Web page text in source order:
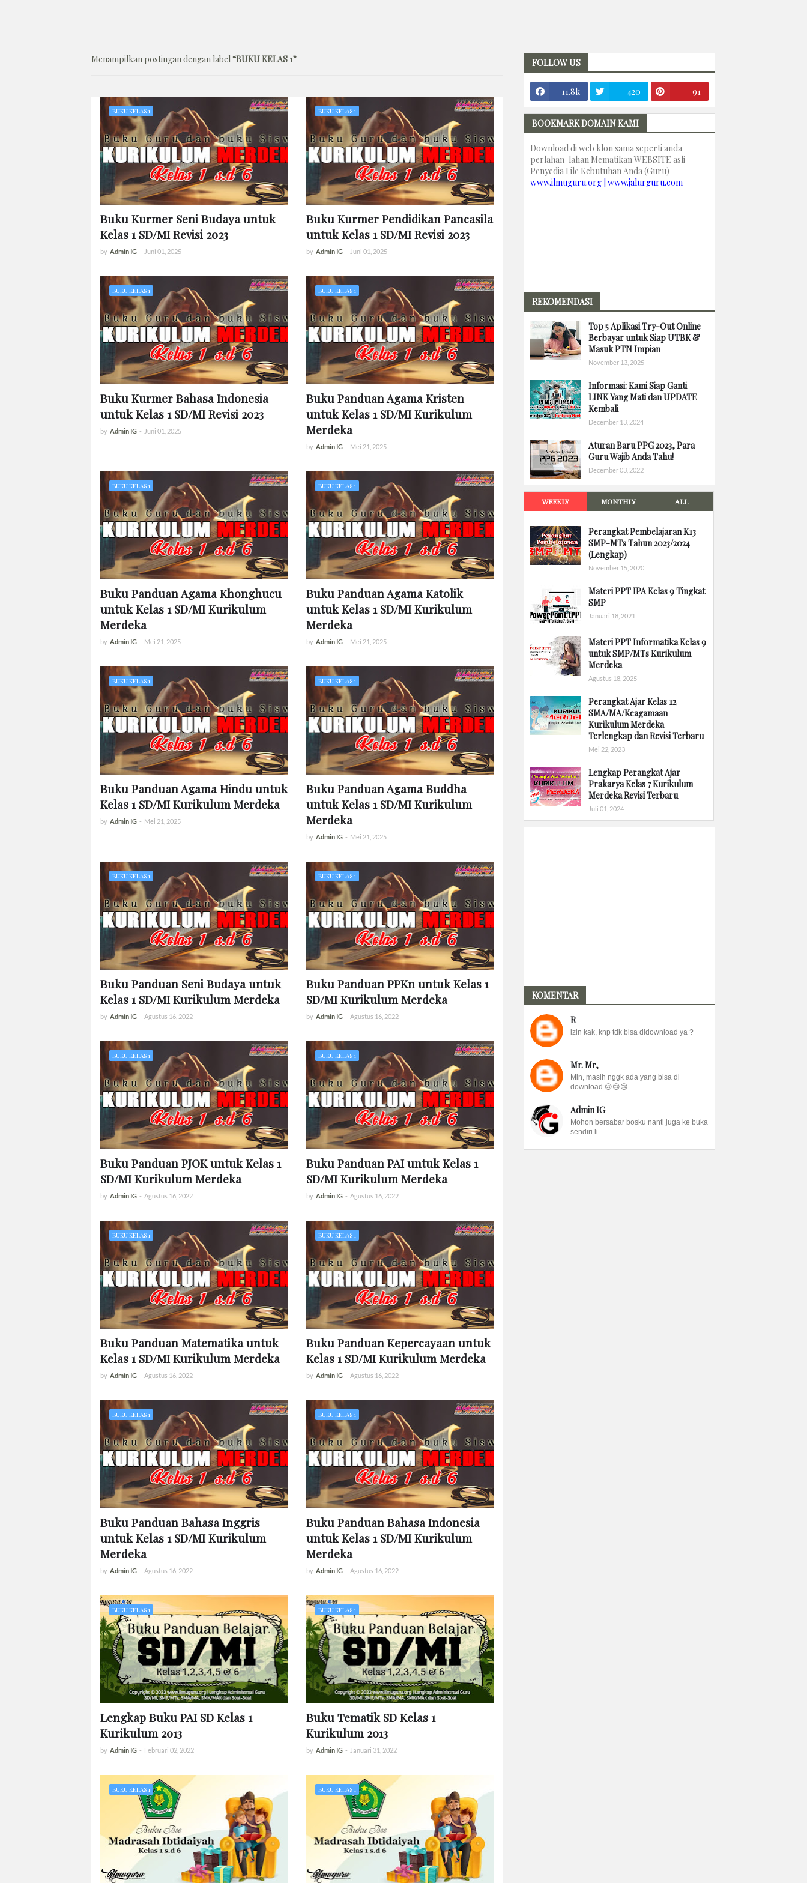
Menampilkan postingan dengan label BUKU KELAS 1
BUKU KELAS 1
Buku Kurmer Seni Budaya untuk
Kelas 1 SD/MI Revisi 2023
by Admin IG - Juni 01, 2025
BUKU KELAS 1
Buku Kurmer Pendidikan Pancasila
untuk Kelas 1 SD/MI Revisi 2023
by Admin IG - Juni 01, 2025
BUKU KELAS 1
Buku Kurmer Bahasa Indonesia
untuk Kelas 1 SD/MI Revisi 2023
by Admin IG - Juni 01, 2025
BUKU KELAS 1
Buku Panduan Agama Kristen
untuk Kelas 1 SD/MI Kurikulum
Merdeka
by Admin IG - Mei 21, 2025
BUKU KELAS 1
Buku Panduan Agama Khonghucu
untuk Kelas 1 SD/MI Kurikulum
Merdeka
by Admin IG - Mei 21, 2025
BUKU KELAS 1
Buku Panduan Agama Katolik
untuk Kelas 1 SD/MI Kurikulum
Merdeka
by Admin IG - Mei 21, 2025
BUKU KELAS 1
Buku Panduan Agama Hindu untuk
Kelas 1 SD/MI Kurikulum Merdeka
by Admin IG - Mei 21, 2025
BUKU KELAS 1
Buku Panduan Agama Buddha
untuk Kelas 1 SD/MI Kurikulum
Merdeka
by Admin IG - Mei 21, 2025
BUKU KELAS 1
Buku Panduan Seni Budaya untuk
Kelas 1 SD/MI Kurikulum Merdeka
by Admin IG - Agustus 16, 2022
BUKU KELAS 1
Buku Panduan PPKn untuk Kelas 1
SD/MI Kurikulum Merdeka
by Admin IG - Agustus 16, 2022
BUKU KELAS 1
Buku Panduan PJOK untuk Kelas 1
SD/MI Kurikulum Merdeka
by Admin IG - Agustus 16, 2022
BUKU KELAS 1
Buku Panduan PAI untuk Kelas 1
SD/MI Kurikulum Merdeka
by Admin IG - Agustus 16, 2022
BUKU KELAS 1
Buku Panduan Matematika untuk
Kelas 1 SD/MI Kurikulum Merdeka
by Admin IG - Agustus 16, 2022
BUKU KELAS 1
Buku Panduan Kepercayaan untuk
Kelas 1 SD/MI Kurikulum Merdeka
by Admin IG - Agustus 16, 2022
BUKU KELAS 1
Buku Panduan Bahasa Inggris
untuk Kelas 1 SD/MI Kurikulum
Merdeka
by Admin IG - Agustus 16, 2022
BUKU KELAS 1
Buku Panduan Bahasa Indonesia
untuk Kelas 1 SD/MI Kurikulum
Merdeka
by Admin IG - Agustus 16, 2022
BUKU KELAS 1
Lengkap Buku PAI SD Kelas 1
Kurikulum 2013
by Admin IG - Februari 02, 2022
BUKU KELAS 1
Buku Tematik SD Kelas 1
Kurikulum 2013
by Admin IG - Januari 31, 2022
BUKU KELAS 1 BUKU KELAS 1
FOLLOW US
11.8k 420 91
BOOKMARK DOMAIN KAMI
Download di web klon sama seperti anda
perlahan-lahan Mematikan WEBSITE asli
Penyedia File Kebutuhan Anda (Guru)
www.ilmuguru.org | www.jalurguru.com
REKOMENDASI
Top 5 Aplikasi Try-Out Online
Berbayar untuk Siap UTBK &
Masuk PTN Impian
November 13, 2025
Informasi: Kami Siap Ganti
LINK Yang Mati dan UPDATE
Kembali
December 13, 2024
Aturan Baru PPG 2023, Para
Guru Wajib Anda Tahu!
December 03, 2022
WEEKLY MONTHLY ALL
Perangkat Pembelajaran K13
SMP-MTs Tahun 2023/2024
(Lengkap)
November 15, 2020
Materi PPT IPA Kelas 9 Tingkat
SMP
Januari 18, 2021
Materi PPT Informatika Kelas 9
untuk SMP/MTs Kurikulum
Merdeka
Agustus 18, 2025
Perangkat Ajar Kelas 12
SMA/MA/Keagamaan
Kurikulum Merdeka
Terlengkap dan Revisi Terbaru
Mei 22, 2023
Lengkap Perangkat Ajar
Prakarya Kelas 7 Kurikulum
Merdeka Revisi Terbaru
Juli 01, 2024
KOMENTAR
R
izin kak, knp tdk bisa didownload ya ?
Mr. Mr,
Min, masih nggk ada yang bisa di
download 😢😢😢
Admin IG
Mohon bersabar bosku nanti juga ke buka
sendiri li...